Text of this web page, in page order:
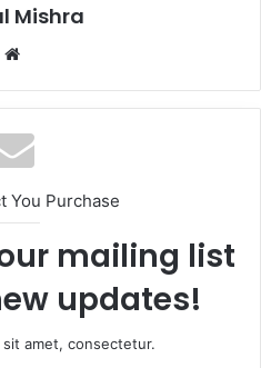
Mishra
Website
You Purchase
mailing list
updates!
amet, consectetur.